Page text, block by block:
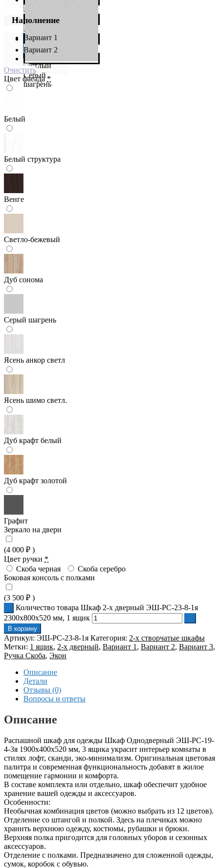
Наполнение
Вариант 1
Вариант 2
Очистить
Цвет фасада *
Белый
Белый структура
Венге
Светло-бежевый
Дуб сонома
Серый шагрень
Ясень анкор светл
Ясень шимо светл.
Дуб крафт белый
Дуб крафт золотой
Графит
Зеркало на двери
(4 000 ₽ )
Цвет ручки *
Скоба черная
Скоба серебро
Боковая консоль с полками
(3 500 ₽ )
Количество товара Шкаф 2-х дверный ЭШ-РС-23-8-1я
2300x800x520 мм, 1 ящик
В корзину
Артикул: ЭШ-РС-23-8-1я Категория: 2-х створчатые шкафы
Метки: 1 ящик, 2-х дверный, Вариант 1 , Вариант 2, Вариант 3,
Ручка Скоба, Экон
Описание
Детали
Отзывы (0)
Вопросы и ответы
Описание
Распашной шкаф для одежды Шкаф Однодверный ЭШ-РС-19-
4-3я 1900x400x520 мм, 3 ящика украсит интерьер комнаты в
стилях лофт, сканди, эко-минимализм. Оригинальная цветовая
палитра и современная функциональность добавят в жилое
помещение гармонии и комфорта.
В составе комплекта или отдельно, шкаф обеспечит удобное
хранение вашей одежды и аксессуаров.
Особенности:
Необычная комбинация цветов (можно выбрать из 12 цветов).
Отделение со штангой и полкой. Здесь на плечиках можно
хранить верхнюю одежду, костюмы, рубашки и брюки.
Верхняя полка пригодится для головных уборов и сезонных
аксессуаров.
Отделение с полками. Предназначено для сложенной одежды,
сумок, коробок с обувью.